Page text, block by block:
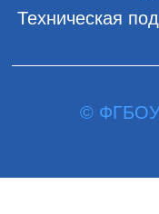
Техническая
© ФГБОУ